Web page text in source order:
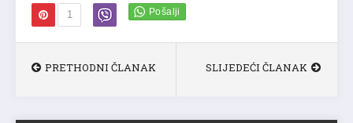
1
PRETHODNI ČLANAK SLIJEDEĆI ČLANAK